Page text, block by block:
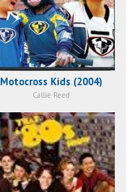
Motocross Kids (2004)
Callie Reed